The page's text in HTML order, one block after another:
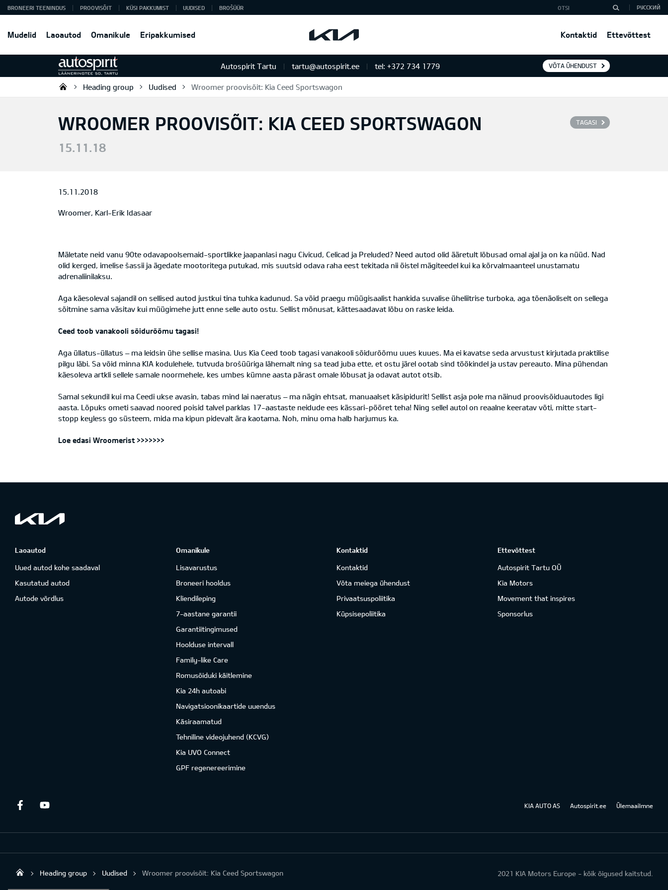
Mudelid Laoautod Omanikule Eripakkumised Kontaktid Ettevõttest
BRONEERI TEENINDUS PROOVISÕIT KÜSI PAKKUMIST UUDISED BROŠÜÜR РУССКИЙ
Autospirit Tartu tartu@autospirit.ee tel: +372 734 1779 VÕTA ÜHENDUST
Autospirit Tartu OÜ
Heading group Uudised Wroomer proovisõit: Kia Ceed Sportswagon
TAGASI
WROOMER PROOVISÕIT: KIA CEED SPORTSWAGON
15.11.18
15.11.2018
Wroomer, Karl-Erik Idasaar
Mäletate neid vanu 90te odavapoolsemaid-sportlikke jaapanlasi nagu Civicud, Celicad ja Preluded? Need autod olid ääretult lõbusad omal ajal ja on ka nüüd. Nad
olid kerged, imelise šassii ja ägedate mootoritega putukad, mis suutsid odava raha eest tekitada nii öistel mägiteedel kui ka kõrvalmaanteel unustamatu
adrenaliinilaksu.
Aga käesoleval sajandil on sellised autod justkui tina tuhka kadunud. Sa võid praegu müügisaalist hankida suvalise üheliitrise turboka, aga tõenäoliselt on sellega
sõitmine sama väsitav kui müügimehe jutt enne selle auto ostu. Sellist mõnusat, kättesaadavat lõbu on raske leida.
Ceed toob vanakooli sõidurõõmu tagasi!
Aga üllatus-üllatus – ma leidsin ühe sellise masina. Uus Kia Ceed toob tagasi vanakooli sõidurõõmu uues kuues. Ma ei kavatse seda arvustust kirjutada praktilise
pilgu läbi. Sa võid minna KIA kodulehele, tutvuda brošüüriga lähemalt ning sa tead juba ette, et ostu järel ootab sind töökindel ja ustav pereauto. Mina pühendan
käesoleva artkli sellele samale noormehele, kes umbes kümne aasta pärast omale lõbusat ja odavat autot otsib.
Samal sekundil kui ma Ceedi ukse avasin, tabas mind lai naeratus – ma nägin ehtsat, manuaalset käsipidurit! Sellist asja pole ma näinud proovisõiduautodes ligi
aasta. Lõpuks ometi saavad noored poisid talvel parklas 17-aastaste neidude ees kässari-pööret teha! Ning sellel autol on reaalne keeratav võti, mitte start-
stopp keyless go süsteem, mida ma kipun pidevalt ära kaotama. Noh, minu oma halb harjumus ka.
Loe edasi Wroomerist >>>>>>>
Laoautod
Uued autod kohe saadaval
Kasutatud autod
Autode võrdlus
Omanikule
Lisavarustus
Broneeri hooldus
Kliendileping
7-aastane garantii
Garantiitingimused
Hoolduse intervall
Family-like Care
Romusõiduki käitlemine
Kia 24h autoabi
Navigatsioonikaartide uuendus
Käsiraamatud
Tehniline videojuhend (KCVG)
Kia UVO Connect
GPF regenereerimine
Kontaktid
Kontaktid
Võta meiega ühendust
Privaatsuspoliitika
Küpsisepoliitika
Ettevõttest
Autospirit Tartu OÜ
Kia Motors
Movement that inspires
Sponsorlus
Facebook KIA AUTO AS Autospirit.ee Ülemaailmne
Autospirit Tartu OÜ
Heading group Uudised Wroomer proovisõit: Kia Ceed Sportswagon 2021 KIA Motors Europe - kõik õigused kaitstud.